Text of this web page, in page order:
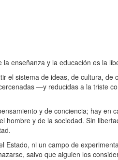
enseñanza y la educación es la
sistema de ideas, de cultura, de
—y reducidas a la triste
y de conciencia; hay en
hombre y de la sociedad. Sin
ni un campo de
salvo que alguien los